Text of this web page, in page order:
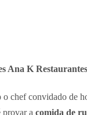
Ana K
o chef convidado de
provar a comida de